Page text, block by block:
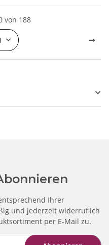
von 188
Ihrer
und jederzeit widerruflich
per E-Mail zu.